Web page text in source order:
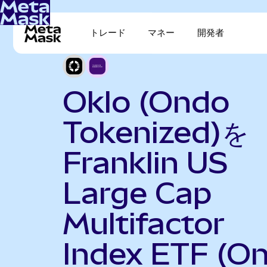
トレード マネー 開発者
Oklo (Ondo
Tokenized)を
Franklin US
Large Cap
Multifactor
Index ETF